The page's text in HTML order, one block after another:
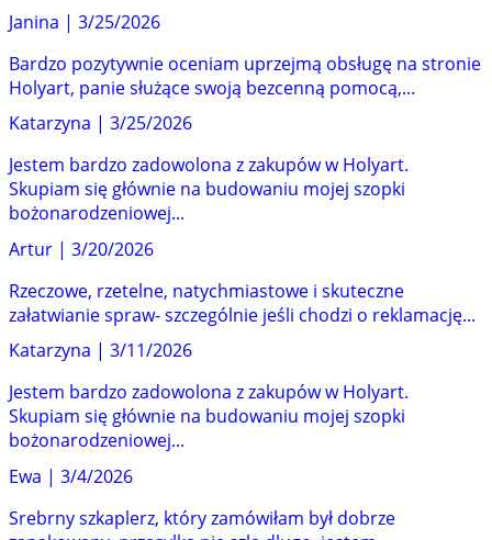
Janina | 3/25/2026
Bardzo pozytywnie oceniam uprzejmą obsługę na stronie
Holyart, panie służące swoją bezcenną pomocą,...
Katarzyna | 3/25/2026
Jestem bardzo zadowolona z zakupów w Holyart.
Skupiam się głównie na budowaniu mojej szopki
bożonarodzeniowej...
Artur | 3/20/2026
Rzeczowe, rzetelne, natychmiastowe i skuteczne
załatwianie spraw- szczególnie jeśli chodzi o reklamację...
Katarzyna | 3/11/2026
Jestem bardzo zadowolona z zakupów w Holyart.
Skupiam się głównie na budowaniu mojej szopki
bożonarodzeniowej...
Ewa | 3/4/2026
Srebrny szkaplerz, który zamówiłam był dobrze